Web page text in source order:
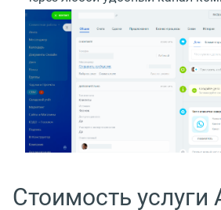
Стоимость услуги